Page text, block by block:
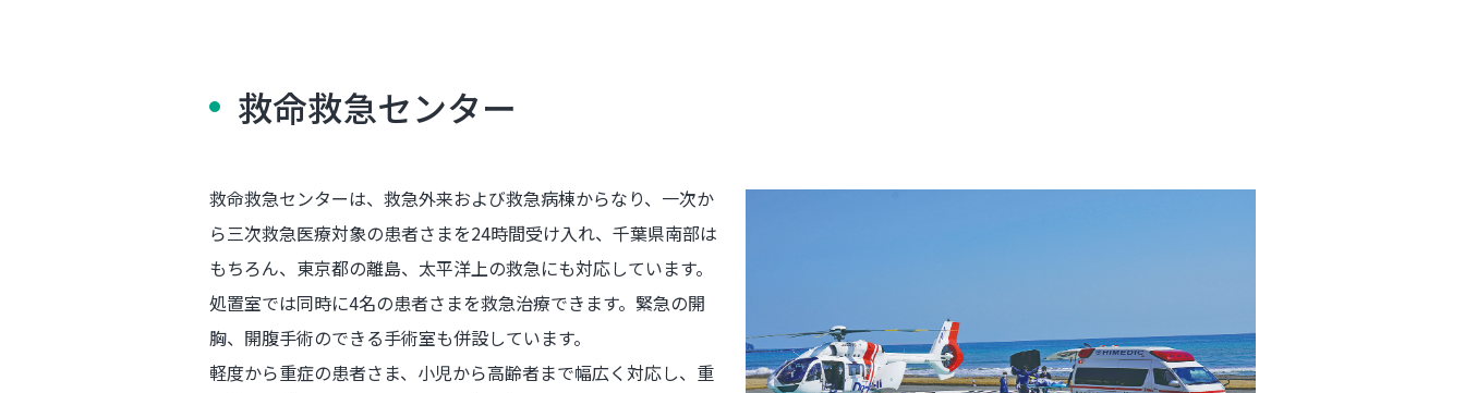
救命救急センター
救命救急センターは、救急外来および救急病棟からなり、一次か
ら三次救急医療対象の患者さまを24時間受け入れ、千葉県南部は
もちろん、東京都の離島、太平洋上の救急にも対応しています。
処置室では同時に4名の患者さまを救急治療できます。緊急の開
胸、開腹手術のできる手術室も併設しています。
軽度から重症の患者さま、小児から高齢者まで幅広く対応し、重